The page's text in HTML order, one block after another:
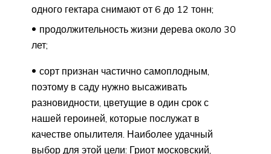
одного гектара снимают от 6 до 12 тонн;
продолжительность жизни дерева около 30
лет;
сорт признан частично самоплодным,
поэтому в саду нужно высаживать
разновидности, цветущие в один срок с
нашей героиней, которые послужат в
качестве опылителя. Наиболее удачный
выбор для этой цели: Гриот московский,